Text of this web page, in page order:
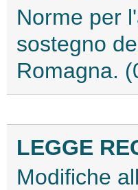
Norme per
sostegno
Romagna.
LEGGE
Modifiche